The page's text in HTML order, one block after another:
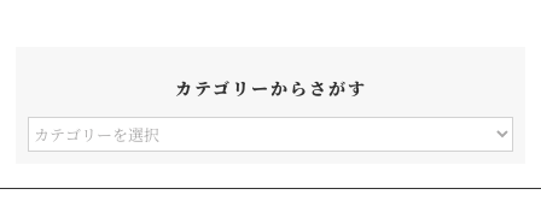
カテゴリーからさがす
カ